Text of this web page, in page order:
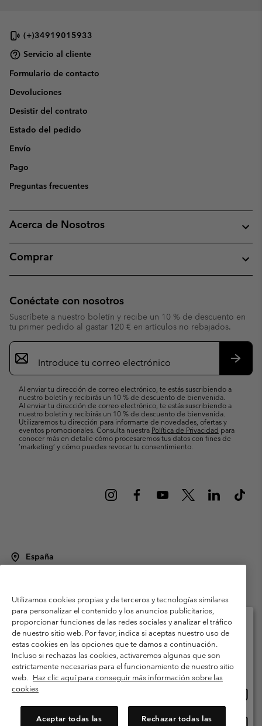
(+)34919015933
Servicio al cliente
Formulario de contacto
Devoluciones
Desistir del contrato
Estado del pedido
Envío
Pago
Preguntas frecuentes
Acerca de Nosotros
Comprar
Conéctate con nosotros
Suscríbete a nuestro boletín y recibe un 10 % de descuento en
tu primer pedido al gastar 120 € en artículos no rebajados.
Suscripción
de
correo
Al enviar tu dirección de correo electrónico, te estás suscribiendo a
nuestro boletín y recibirás un 10 % de descuento de bienvenida.
Al enviar tu dirección de correo electrónico, te estás suscribiendo a
nuestro boletín y recibirás un 10 % de descuento de bienvenida.
Utilizaremos tu dirección para informarte de novedades, ofertas y
eventos promocionales. Consulta nuestra Política de Privacidad para
conocer más en detalle cómo procesaremos tus datos con fines de
’marketing’ y cómo puedes revocar tu consentimiento.
España
Condiciones de uso
Terminos de Venta
Garantía
Política de Privacidad
Términos y condiciones del programa de miembros
Términos De Uso Del Contenido Generado Por Los Usuarios
Impressum
Cookies Public CBCR
Utilizamos cookies propias y de terceros y tecnologías similares
para personalizar el contenido y los anuncios publicitarios,
proporcionar funciones de las redes sociales y analizar el tráfico
de nuestro sitio web. Por favor, indica si aceptas nuestro uso de
estas cookies en las opciones que te damos a continuación.
Incluso si rechazas las cookies, activaremos algunas que son
estrictamente necesarias para el funcionamiento de nuestro sitio
web. Haz clic aquí para conseguir más información sobre las
cookies
Aceptar todas las
Rechazar todas las
Selecciona tu país e idioma envío
Compras en línea disponibles
línea
España